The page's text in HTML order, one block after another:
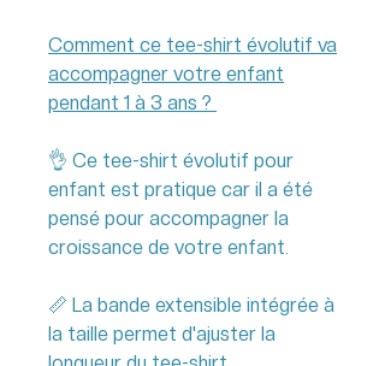
Comment ce tee-shirt évolutif va
accompagner votre enfant
pendant 1 à 3 ans ?
👌 Ce tee-shirt évolutif pour
enfant est pratique car il a été
pensé pour accompagner la
croissance de votre enfant.
📏 La bande extensible intégrée à
la taille permet d'ajuster la